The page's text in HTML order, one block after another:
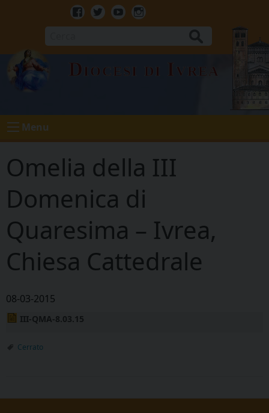
Facebook
TwitterYoutubeInstagram
Diocesi di Ivrea
Menu
Omelia della III
Domenica di
Quaresima – Ivrea,
Chiesa Cattedrale
08-03-2015
III-QMA-8.03.15
Cerrato